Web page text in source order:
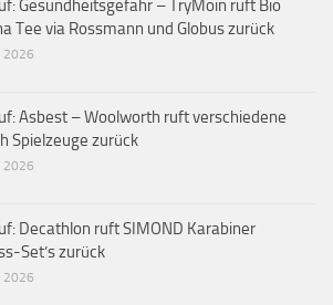
Gesundheitsgefahr – TryMoin ruft Bio
Tee via Rossmann und Globus zurück
2026
Asbest – Woolworth ruft verschiedene
Spielzeuge zurück
2026
Decathlon ruft SIMOND Karabiner
Set’s zurück
2026